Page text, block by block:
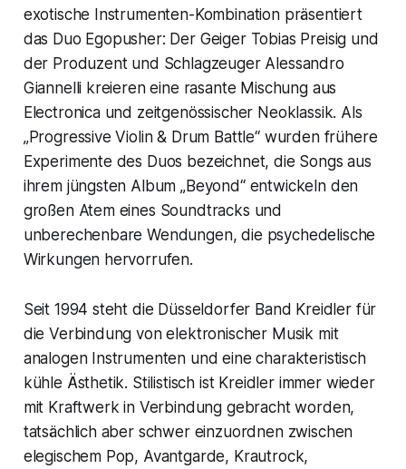
exotische Instrumenten-Kombination präsentiert
das Duo Egopusher: Der Geiger Tobias Preisig und
der Produzent und Schlagzeuger Alessandro
Giannelli kreieren eine rasante Mischung aus
Electronica und zeitgenössischer Neoklassik. Als
„Progressive Violin & Drum Battle“ wurden frühere
Experimente des Duos bezeichnet, die Songs aus
ihrem jüngsten Album „Beyond“ entwickeln den
großen Atem eines Soundtracks und
unberechenbare Wendungen, die psychedelische
Wirkungen hervorrufen.
Seit 1994 steht die Düsseldorfer Band Kreidler für
die Verbindung von elektronischer Musik mit
analogen Instrumenten und eine charakteristisch
kühle Ästhetik. Stilistisch ist Kreidler immer wieder
mit Kraftwerk in Verbindung gebracht worden,
tatsächlich aber schwer einzuordnen zwischen
elegischem Pop, Avantgarde, Krautrock,